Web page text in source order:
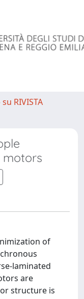
RIVISTA
motors
of
laminated
are
structure is